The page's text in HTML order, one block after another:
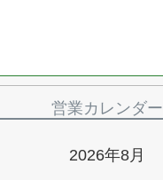
営業カレンダー
2026年8月